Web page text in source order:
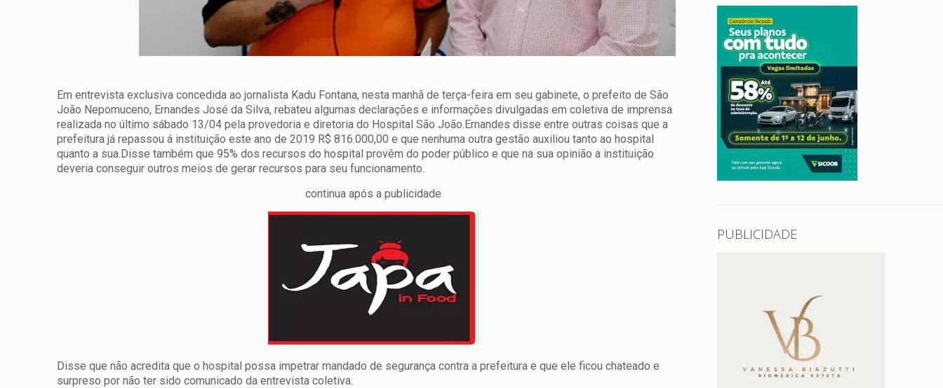
Em entrevista exclusiva concedida ao jornalista Kadu Fontana, nesta manhã de terça-feira em seu gabinete, o prefeito de São
João Nepomuceno, Ernandes José da Silva, rebateu algumas declarações e informações divulgadas em coletiva de imprensa
realizada no último sábado 13/04 pela provedoria e diretoria do Hospital São João. Ernandes disse entre outras coisas que a
prefeitura já repassou á instituição este ano de 2019 R$ 816.000,00 e que nenhuma outra gestão auxiliou tanto ao hospital
quanto a sua.Disse também que 95% dos recursos do hospital provêm do poder público e que na sua opinião a instituição
deveria conseguir outros meios de gerar recursos para seu funcionamento.
continua após a publicidade
Disse que não acredita que o hospital possa impetrar mandado de segurança contra a prefeitura e que ele ficou chateado e
surpreso por não ter sido comunicado da entrevista coletiva.
PUBLICIDADE